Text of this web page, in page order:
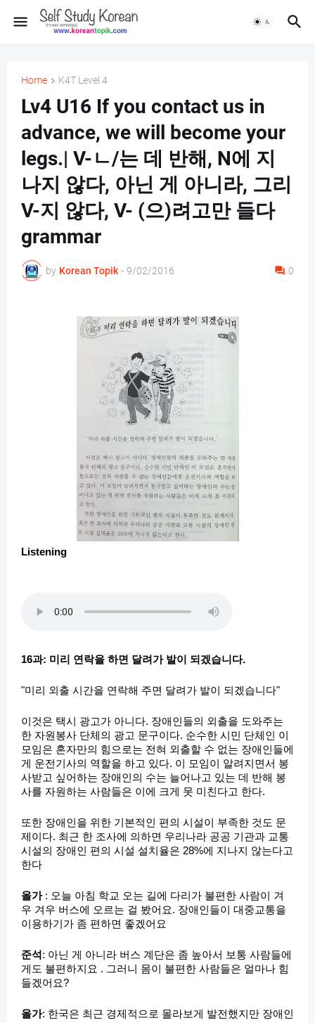
Home K4T Level 4
Lv4 U16 If you contact us in
advance, we will become your
legs.| V-ㄴ/는 데 반해, N에 지
나지 않다, 아닌 게 아니라, 그리
V-지 않다, V- (으)려고만 들다
grammar
by Korean Topik - 9/02/2016 0
Listening
16과: 미리 연락을 하면 달려가 발이 되겠습니다.
"미리 외출 시간을 연락해 주면 달려가 발이 되겠습니다"
이것은 택시 광고가 아니다. 장애인들의 외출을 도와주는
한 자원봉사 단체의 광고 문구이다. 순수한 시민 단체인 이
모임은 혼자만의 힘으로는 전혀 외출할 수 없는 장애인들에
게 운전기사의 역할을 하고 있다. 이 모임이 알려지면서 봉
사받고 싶어하는 장애인의 수는 늘어나고 있는 데 반해 봉
사를 자원하는 사람들은 이에 크게 못 미친다고 한다.
또한 장애인을 위한 기본적인 편의 시설이 부족한 것도 문
제이다. 최근 한 조사에 의하면 우리나라 공공 기관과 교통
시설의 장애인 편의 시설 설치율은 28%에 지나지 않는다고
한다
올가 : 오늘 아침 학교 오는 길에 다리가 불편한 사람이 겨
우 겨우 버스에 오르는 걸 봤어요. 장애인들이 대중교통을
이용하기가 좀 편하면 좋겠어요
준석: 아닌 게 아니라 버스 계단은 좀 높아서 보통 사람들에
게도 불편하지요 . 그러니 몸이 불편한 사람들은 얼마나 힘
들겠어요?
올가: 한국은 최근 경제적으로 몰라보게 발전했지만 장애인